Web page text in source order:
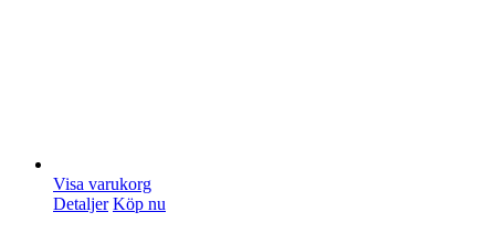
Visa varukorg
Detaljer Köp nu